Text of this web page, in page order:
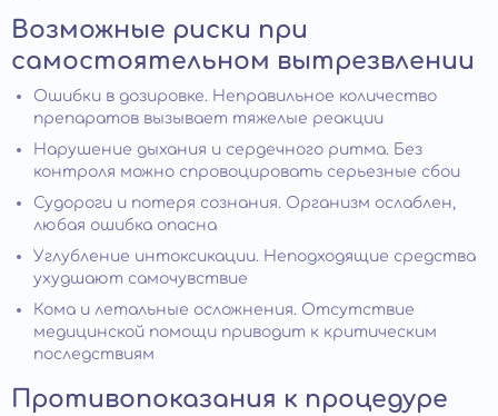
Возможные риски при
самостоятельном вытрезвлении
Ошибки в дозировке. Неправильное количество
препаратов вызывает тяжелые реакции
Нарушение дыхания и сердечного ритма. Без
контроля можно спровоцировать серьезные сбои
Судороги и потеря сознания. Организм ослаблен,
любая ошибка опасна
Углубление интоксикации. Неподходящие средства
ухудшают самочувствие
Кома и летальные осложнения. Отсутствие
медицинской помощи приводит к критическим
последствиям
Противопоказания к процедуре